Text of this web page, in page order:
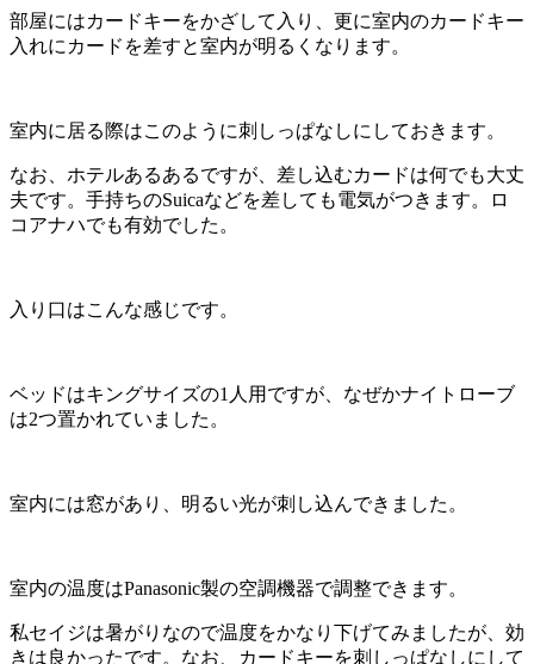
部屋にはカードキーをかざして入り、更に室内のカードキー
入れにカードを差すと室内が明るくなります。
室内に居る際はこのように刺しっぱなしにしておきます。
なお、ホテルあるあるですが、差し込むカードは何でも大丈
夫です。手持ちのSuicaなどを差しても電気がつきます。ロ
コアナハでも有効でした。
入り口はこんな感じです。
ベッドはキングサイズの1人用ですが、なぜかナイトローブ
は2つ置かれていました。
室内には窓があり、明るい光が刺し込んできました。
室内の温度はPanasonic製の空調機器で調整できます。
私セイジは暑がりなので温度をかなり下げてみましたが、効
きは良かったです。なお、カードキーを刺しっぱなしにして